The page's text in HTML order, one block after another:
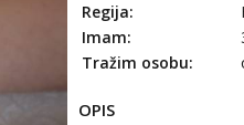
Regija:
Imam:
Tražim osobu:
OPIS